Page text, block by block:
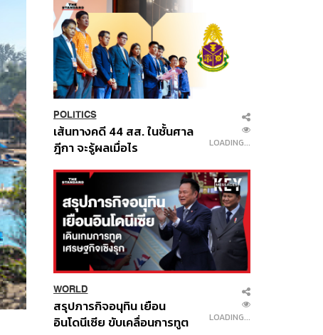
POLITICS
เส้นทางคดี 44 สส. ในชั้นศาล
ฎีกา จะรู้ผลเมื่อไร
LOADING...
WORLD
สรุปภารกิจอนุทิน เยือน
อินโดนีเซีย ขับเคลื่อนการทูต
LOADING...